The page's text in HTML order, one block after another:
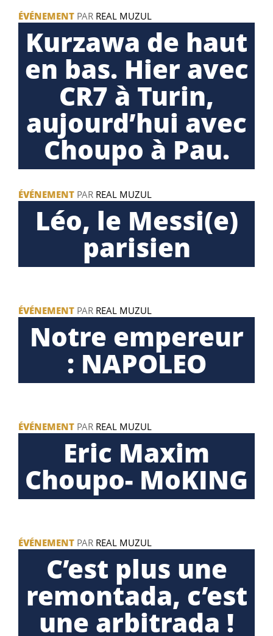
ÉVÉNEMENT PAR REAL MUZUL
Kurzawa de haut
en bas. Hier avec
CR7 à Turin,
aujourd’hui avec
Choupo à Pau.
ÉVÉNEMENT PAR REAL MUZUL
Léo, le Messi(e)
parisien
ÉVÉNEMENT PAR REAL MUZUL
Notre empereur
: NAPOLEO
ÉVÉNEMENT PAR REAL MUZUL
Eric Maxim
Choupo- MoKING
ÉVÉNEMENT PAR REAL MUZUL
C’est plus une
remontada, c’est
une arbitrada !